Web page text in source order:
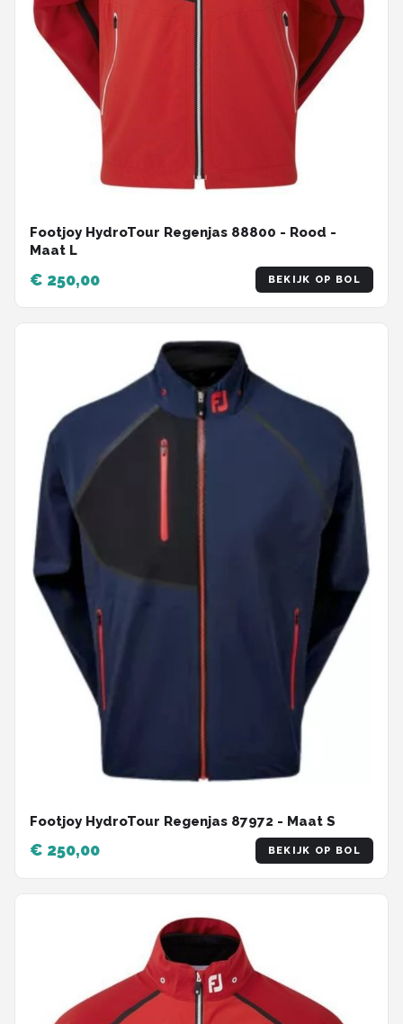
Footjoy HydroTour Regenjas 88800 - Rood -
Maat L
€ 250,00 BEKIJK OP BOL
Footjoy HydroTour Regenjas 87972 - Maat S
€ 250,00 BEKIJK OP BOL